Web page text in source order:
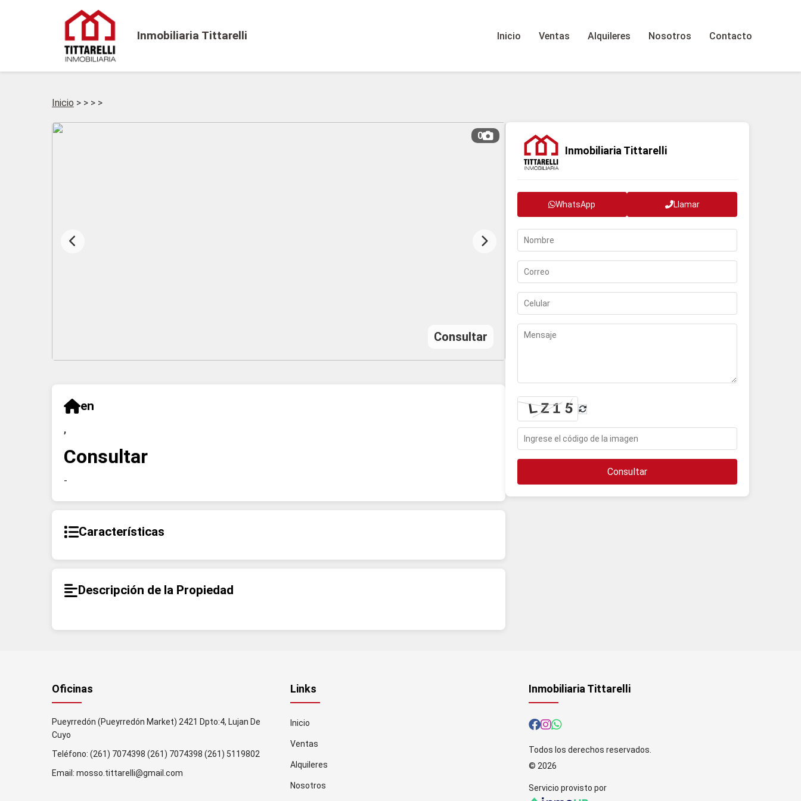
Inmobiliaria Tittarelli Inicio Ventas Alquileres Nosotros Contacto
Inicio > > > >
0
Consultar
en
,
Consultar
-
Características
Descripción de la Propiedad
Inmobiliaria Tittarelli
WhatsApp Llamar
Consultar
Oficinas
Pueyrredón (Pueyrredón Market) 2421 Dpto:4, Lujan De
Cuyo
Teléfono: (261) 7074398 (261) 7074398 (261) 5119802
Email: mosso.tittarelli@gmail.com
Links
Inicio
Ventas
Alquileres
Nosotros
Inmobiliaria Tittarelli
Todos los derechos reservados.
© 2026
Servicio provisto por